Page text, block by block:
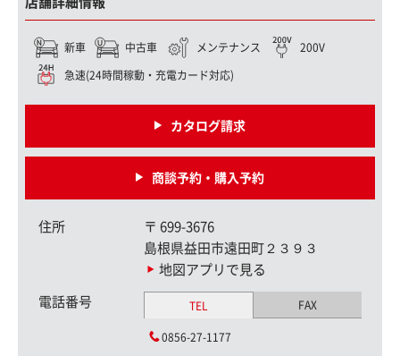
新車 中古車 メンテナンス 200V
急速(24時間稼動・充電カード対応)
カタログ請求
商談予約・購入予約
住所 〒 699-3676
島根県益田市遠田町２３９３
地図アプリで見る
電話番号 TEL FAX
0856-27-1177